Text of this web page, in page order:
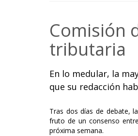
Comisión
tributaria
En lo medular, la
que su redacción
Tras dos días de debate,
fruto de un consenso
próxima semana.